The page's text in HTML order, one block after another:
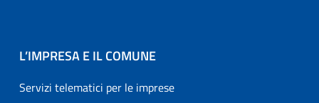
L’IMPRESA E IL COMUNE
Servizi telematici per le imprese